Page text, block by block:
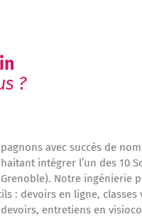
?
avec succès de
intégrer l’un des 10
Notre ingénierie
: devoirs en ligne, classes
entretiens en